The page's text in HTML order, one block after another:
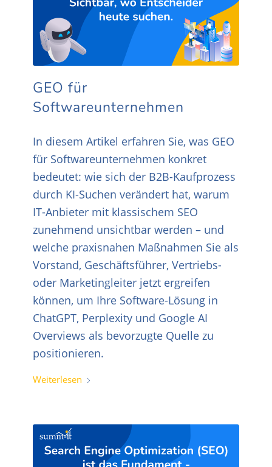
GEO für
Softwareunternehmen
In diesem Artikel erfahren Sie, was GEO
für Softwareunternehmen konkret
bedeutet: wie sich der B2B-Kaufprozess
durch KI-Suchen verändert hat, warum
IT-Anbieter mit klassischem SEO
zunehmend unsichtbar werden – und
welche praxisnahen Maßnahmen Sie als
Vorstand, Geschäftsführer, Vertriebs-
oder Marketingleiter jetzt ergreifen
können, um Ihre Software-Lösung in
ChatGPT, Perplexity und Google AI
Overviews als bevorzugte Quelle zu
positionieren.
Weiterlesen